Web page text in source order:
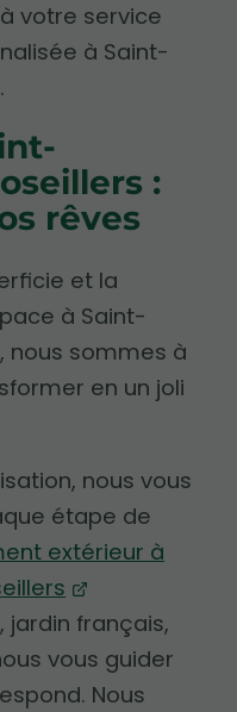
votre service
à Saint-
:
rêves
et la
à Saint-
nous sommes à
en un joli
nous vous
étape de
extérieur à
jardin français,
vous guider
Nous